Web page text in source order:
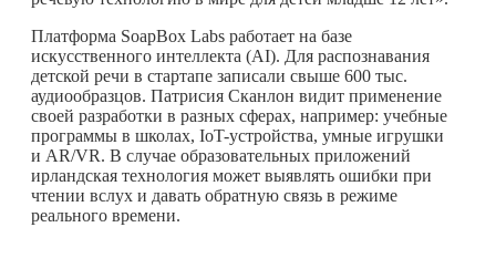
Платформа SoapBox Labs работает на базе
искусственного интеллекта (AI). Для распознавания
детской речи в стартапе записали свыше 600 тыс.
аудиообразцов. Патрисия Сканлон видит применение
своей разработки в разных сферах, например: учебные
программы в школах, IoT-устройства, умные игрушки
и AR/VR. В случае образовательных приложений
ирландская технология может выявлять ошибки при
чтении вслух и давать обратную связь в режиме
реального времени.